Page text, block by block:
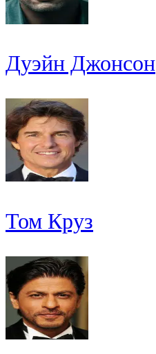
Дуэйн Джонсон
Том Круз